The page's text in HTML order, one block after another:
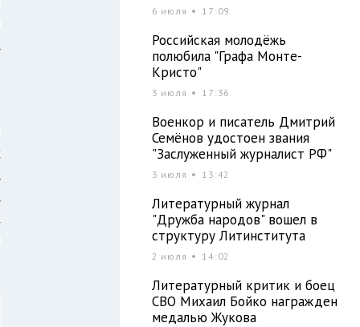
6 июля 17:09
Российская молодёжь
полюбила "Графа Монте-
Кристо"
3 июля 17:36
Военкор и писатель Дмитрий
Семёнов удостоен звания
"Заслуженный журналист РФ"
3 июля 13:42
Литературный журнал
"Дружба народов" вошел в
структуру Литинститута
2 июля 14:02
Литературный критик и боец
СВО Михаил Бойко награжден
медалью Жукова